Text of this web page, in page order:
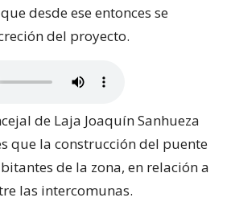
desde ese entonces se
del proyecto.
de Laja Joaquín Sanhueza
que la construcción del puente
de la zona, en relación a
las intercomunas.